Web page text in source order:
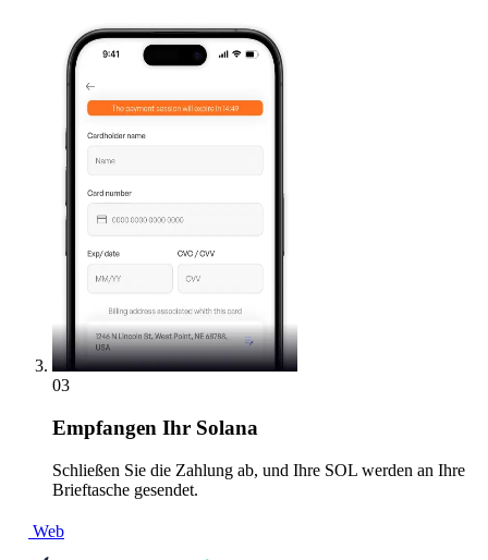
03
Empfangen Ihr Solana
Schließen Sie die Zahlung ab, und Ihre SOL werden an Ihre
Brieftasche gesendet.
Web